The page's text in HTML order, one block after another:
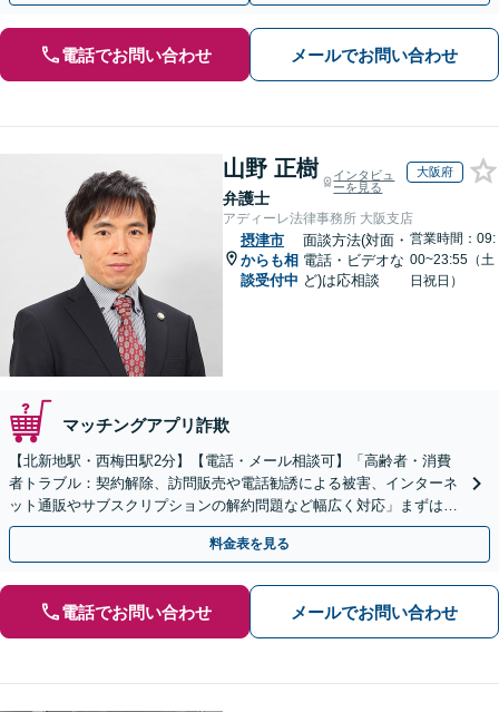
電話でお問い合わせ メールでお問い合わせ
山野 正樹
弁護士
インタビュ
ーを見る
大阪府
アディーレ法律事務所 大阪支店
摂津市
からも相
談受付中
面談方法(対面・
電話・ビデオな
ど)は応相談
営業時間：09:
00~23:55（土
日祝日）
マッチングアプリ詐欺
【北新地駅・西梅田駅2分】【電話・メール相談可】「高齢者・消費
者トラブル：契約解除、訪問販売や電話勧誘による被害、インターネ
ット通販やサブスクリプションの解約問題など幅広く対応」まずは一
度ご相談ください【休日・夜間相談可】
料金表を見る
電話でお問い合わせ メールでお問い合わせ